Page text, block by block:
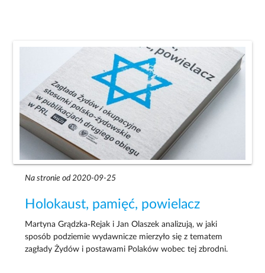
Na stronie od 2020-09-25
Holokaust, pamięć, powielacz
Martyna Grądzka‐Rejak i Jan Olaszek analizują, w jaki
sposób podziemie wydawnicze mierzyło się z tematem
zagłady Żydów i postawami Polaków wobec tej zbrodni.